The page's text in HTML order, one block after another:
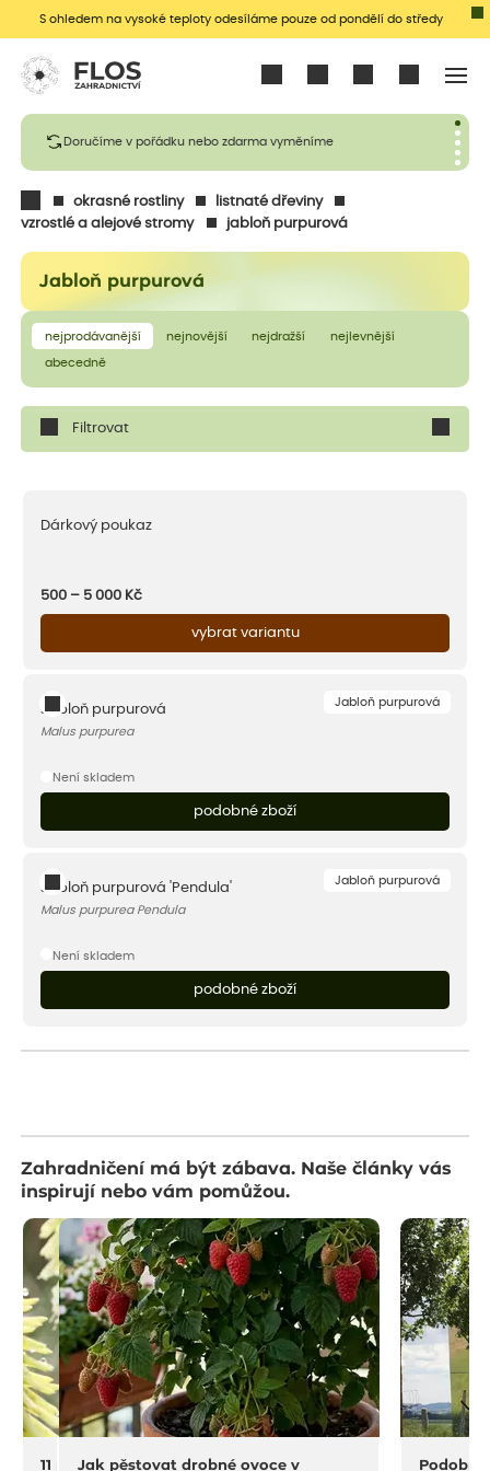
S ohledem na vysoké teploty odesíláme pouze od pondělí do středy
Doručíme v pořádku nebo zdarma vyměníme
okrasné rostliny
listnaté dřeviny
vzrostlé a alejové stromy
jabloň purpurová
Jabloň purpurová
nejprodávanější nejnovější nejdražší nejlevnější
abecedně
Filtrovat
Dárkový poukaz
500 – 5 000 Kč
vybrat variantu
Jabloň purpurová
Jabloň purpurová
Malus purpurea
Není skladem
podobné zboží
Jabloň purpurová
Jabloň purpurová 'Pendula'
Malus purpurea Pendula
Není skladem
podobné zboží
Zahradničení má být zábava. Naše články vás
inspirují nebo vám pomůžou.
11 na rostliny do sucha a horka
Jak pěstovat drobné ovoce v